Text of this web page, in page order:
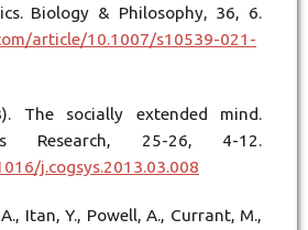
Biology & Philosophy, 36, 6.
article/10.1007/s10539-021-
The socially extended mind.
Research, 25-26, 4-12.
j.cogsys.2013.03.008
Itan, Y., Powell, A., Currant, M.,